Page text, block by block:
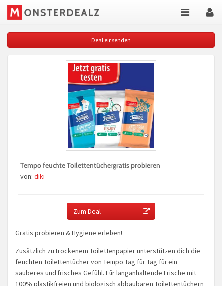
Deal einsenden
Tempo feuchte Toilettentüchergratis probieren
von: diki
Zum Deal
Gratis probieren & Hygiene erleben!
Zusätzlich zu trockenem Toilettenpapier unterstützen dich die
feuchten Toilettentücher von Tempo Tag für Tag für ein
sauberes und frisches Gefühl. Für langanhaltende Frische mit
100% plastikfreien und biologisch abbaubaren Toilettentüchern